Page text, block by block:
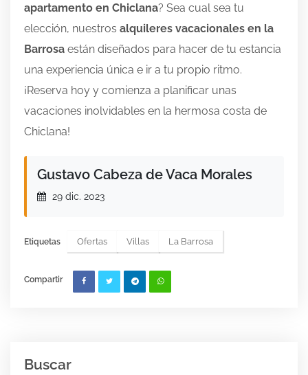
apartamento en Chiclana? Sea cual sea tu
elección, nuestros alquileres vacacionales en la
Barrosa están diseñados para hacer de tu estancia
una experiencia única e ir a tu propio ritmo.
¡Reserva hoy y comienza a planificar unas
vacaciones inolvidables en la hermosa costa de
Chiclana!
Gustavo Cabeza de Vaca Morales
29 dic. 2023
Etiquetas Ofertas Villas La Barrosa
Compartir
Buscar